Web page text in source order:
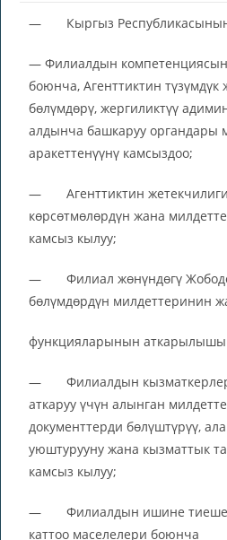
— Кыргыз Республикасынын
— Филиалдын
боюнча, Агенттиктин түзүмдүк
бөлүмдөрү, жергиликтүү
алдынча башкаруу органдары
аракеттенүүнү камсыздоо;
— Агенттиктин жетекчилиги
көрсөтмөлөрдүн жана
камсыз кылуу;
— Филиал жөнүндөгү Жободо
бөлүмдөрдүн милдеттеринин
функцияларынын
— Филиалдын
аткаруу үчүн алынган
документтерди бөлүштүрүү,
уюштурууну жана кызматтык
камсыз кылуу;
— Филиалдын ишине
каттоо маселелери боюнча